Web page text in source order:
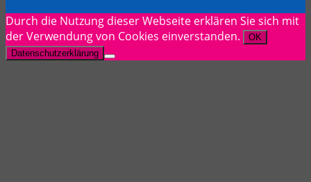
Durch die Nutzung dieser Webseite erklären Sie sich mit
der Verwendung von Cookies einverstanden.
OK
Datenschutzerklärung